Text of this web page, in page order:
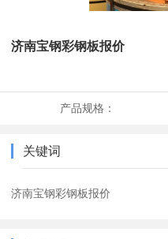
济南宝钢彩钢板报价
产品规格：
关键词
济南宝钢彩钢板报价